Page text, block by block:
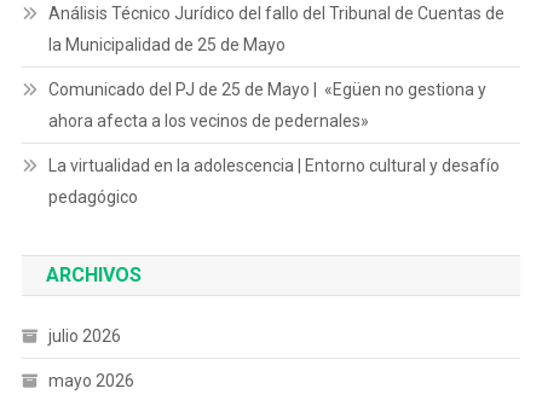
Análisis Técnico Jurídico del fallo del Tribunal de Cuentas de
la Municipalidad de 25 de Mayo
Comunicado del PJ de 25 de Mayo | «Egüen no gestiona y
ahora afecta a los vecinos de pedernales»
La virtualidad en la adolescencia | Entorno cultural y desafío
pedagógico
ARCHIVOS
julio 2026
mayo 2026